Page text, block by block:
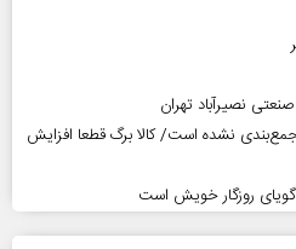
نصیرآباد تهران
نشده است/ کالا برگ قطعا افزایش
گویای روزگار خویش است